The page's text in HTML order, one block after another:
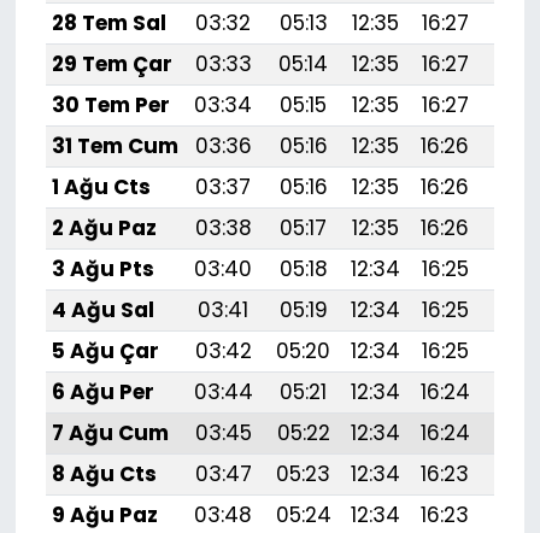
28 Tem Sal
03:32 05:13 12:35 16:27
29 Tem Çar
03:33 05:14 12:35 16:27
30 Tem Per
03:34 05:15 12:35 16:27
31 Tem Cum
03:36 05:16 12:35 16:26
1 Ağu Cts
03:37 05:16 12:35 16:26
2 Ağu Paz
03:38 05:17 12:35 16:26
3 Ağu Pts
03:40 05:18 12:34 16:25
4 Ağu Sal
03:41 05:19 12:34 16:25
5 Ağu Çar
03:42 05:20 12:34 16:25
6 Ağu Per
03:44 05:21 12:34 16:24
7 Ağu Cum
03:45 05:22 12:34 16:24
8 Ağu Cts
03:47 05:23 12:34 16:23
9 Ağu Paz
03:48 05:24 12:34 16:23